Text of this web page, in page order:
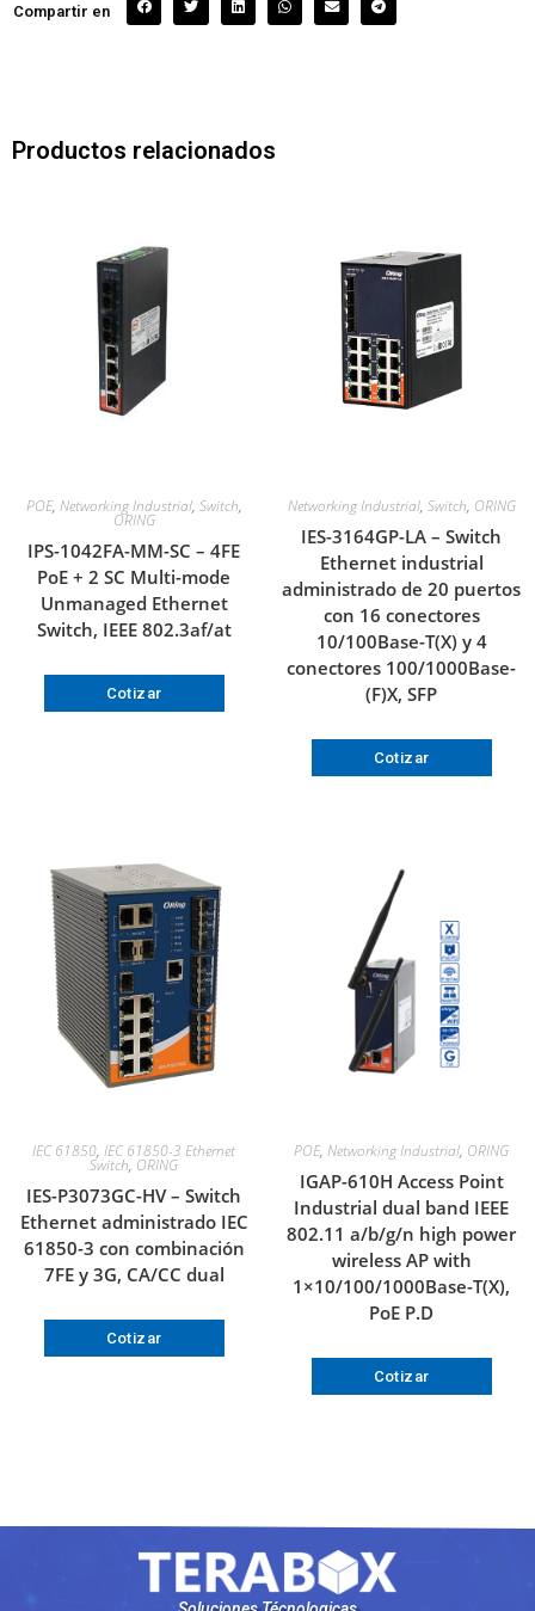
Compartir en
Productos relacionados
POE, Networking Industrial, Switch,
ORING
IPS-1042FA-MM-SC – 4FE
PoE + 2 SC Multi-mode
Unmanaged Ethernet
Switch, IEEE 802.3af/at
Cotizar
Networking Industrial, Switch, ORING
IES-3164GP-LA – Switch
Ethernet industrial
administrado de 20 puertos
con 16 conectores
10/100Base-T(X) y 4
conectores 100/1000Base-
(F)X, SFP
Cotizar
IEC 61850, IEC 61850-3 Ethernet
Switch, ORING
IES-P3073GC-HV – Switch
Ethernet administrado IEC
61850-3 con combinación
7FE y 3G, CA/CC dual
Cotizar
POE, Networking Industrial, ORING
IGAP-610H Access Point
Industrial dual band IEEE
802.11 a/b/g/n high power
wireless AP with
1×10/100/1000Base-T(X),
PoE P.D
Cotizar